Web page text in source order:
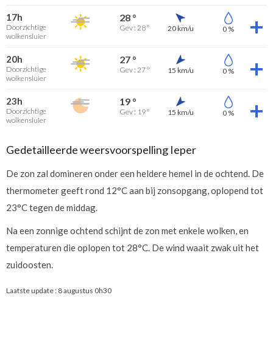
17h
Doorzichtige
wolkensluier
28 °
Gev : 28 ° 20 km/u 0 %
20h
Doorzichtige
wolkensluier
27 °
Gev : 27 ° 15 km/u 0 %
23h
Doorzichtige
wolkensluier
19 °
Gev : 19 ° 15 km/u 0 %
Gedetailleerde weersvoorspelling Ieper
De zon zal domineren onder een heldere hemel in de ochtend. De
thermometer geeft rond 12°C aan bij zonsopgang, oplopend tot
23°C tegen de middag.
Na een zonnige ochtend schijnt de zon met enkele wolken, en
temperaturen die oplopen tot 28°C. De wind waait zwak uit het
zuidoosten.
Laatste update : 8 augustus 0h30